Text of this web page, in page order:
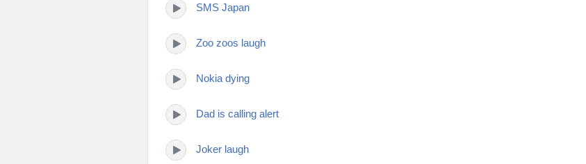
SMS Japan
Zoo zoos laugh
Nokia dying
Dad is calling alert
Joker laugh